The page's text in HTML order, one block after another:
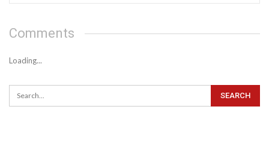
Comments
Loading...